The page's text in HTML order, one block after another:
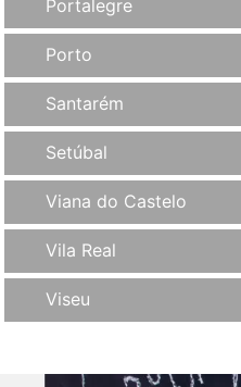
Portalegre
Porto
Santarém
Setúbal
Viana do Castelo
Vila Real
Viseu